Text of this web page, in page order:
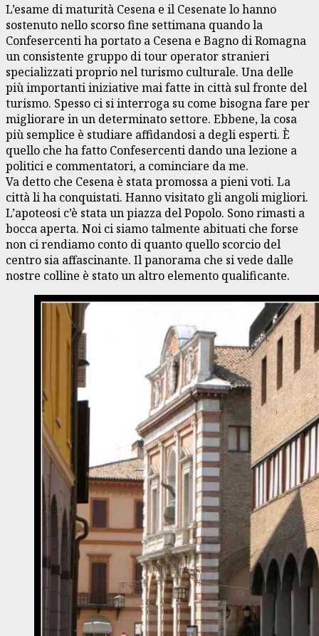
L’esame di maturità Cesena e il Cesenate lo hanno
sostenuto nello scorso fine settimana quando la
Confesercenti ha portato a Cesena e Bagno di Romagna
un consistente gruppo di tour operator stranieri
specializzati proprio nel turismo culturale. Una delle
più importanti iniziative mai fatte in città sul fronte del
turismo. Spesso ci si interroga su come bisogna fare per
migliorare in un determinato settore. Ebbene, la cosa
più semplice è studiare affidandosi a degli esperti. È
quello che ha fatto Confesercenti dando una lezione a
politici e commentatori, a cominciare da me.
Va detto che Cesena è stata promossa a pieni voti. La
città li ha conquistati. Hanno visitato gli angoli migliori.
L’apoteosi c’è stata un piazza del Popolo. Sono rimasti a
bocca aperta. Noi ci siamo talmente abituati che forse
non ci rendiamo conto di quanto quello scorcio del
centro sia affascinante. Il panorama che si vede dalle
nostre colline è stato un altro elemento qualificante.